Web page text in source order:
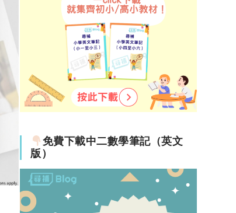
免費下載中二數學筆記（英文
版）